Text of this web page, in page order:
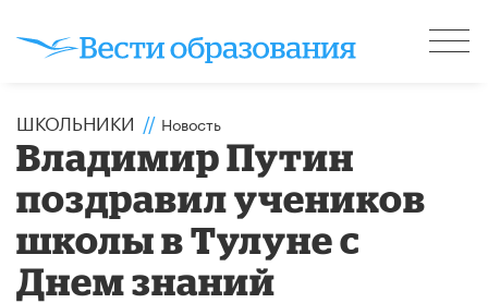
ШКОЛЬНИКИ // Новость
Владимир Путин
поздравил учеников
школы в Тулуне с
Днем знаний